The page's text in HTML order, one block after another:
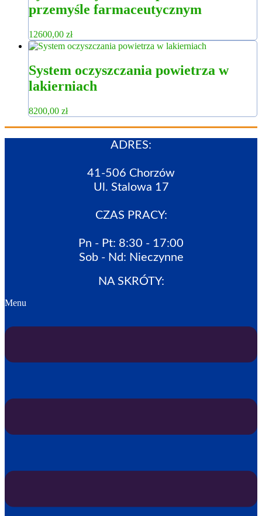
przemyśle farmaceutycznym
12600,00 zł
System oczyszczania powietrza w
lakierniach
8200,00 zł
ADRES:
41-506 Chorzów
Ul. Stalowa 17
CZAS PRACY:
Pn - Pt: 8:30 - 17:00
Sob - Nd: Nieczynne
NA SKRÓTY:
Menu